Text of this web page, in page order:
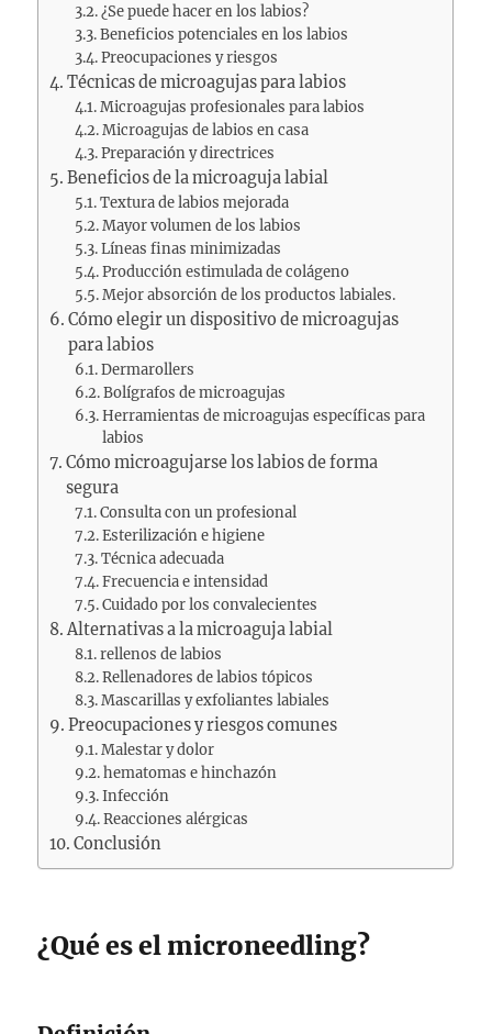
¿Se puede hacer en los labios?
Beneficios potenciales en los labios
Preocupaciones y riesgos
Técnicas de microagujas para labios
Microagujas profesionales para labios
Microagujas de labios en casa
Preparación y directrices
Beneficios de la microaguja labial
Textura de labios mejorada
Mayor volumen de los labios
Líneas finas minimizadas
Producción estimulada de colágeno
Mejor absorción de los productos labiales.
Cómo elegir un dispositivo de microagujas
para labios
Dermarollers
Bolígrafos de microagujas
Herramientas de microagujas específicas para
labios
Cómo microagujarse los labios de forma
segura
Consulta con un profesional
Esterilización e higiene
Técnica adecuada
Frecuencia e intensidad
Cuidado por los convalecientes
Alternativas a la microaguja labial
rellenos de labios
Rellenadores de labios tópicos
Mascarillas y exfoliantes labiales
Preocupaciones y riesgos comunes
Malestar y dolor
hematomas e hinchazón
Infección
Reacciones alérgicas
Conclusión
¿Qué es el microneedling?